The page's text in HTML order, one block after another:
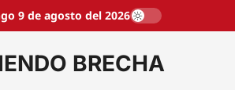
9 de agosto del 2026
BRECHA